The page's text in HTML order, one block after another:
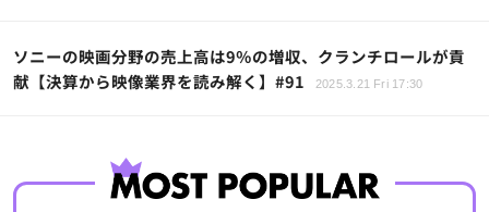
ソニーの映画分野の売上高は9％の増収、クランチロールが貢
献【決算から映像業界を読み解く】#91
2025.3.21 Fri 17:30